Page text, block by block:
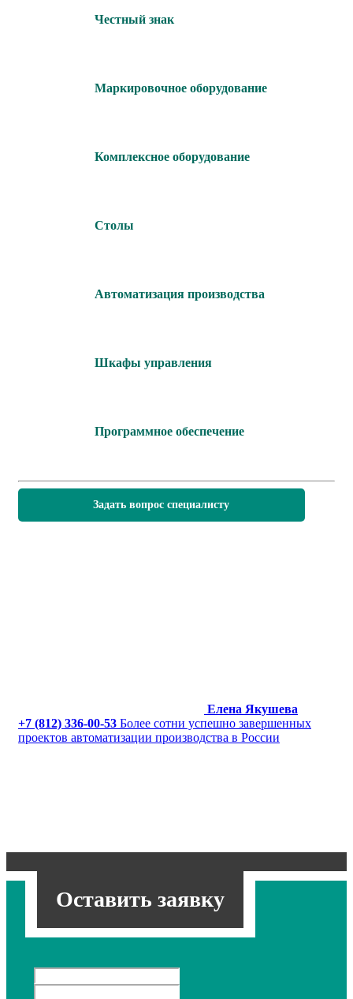
Честный знак
Маркировочное оборудование
Комплексное оборудование
Столы
Автоматизация производства
Шкафы управления
Программное обеспечение
Задать вопрос специалисту
Елена Якушева
+7 (812) 336-00-53 Более сотни успешно завершенных
проектов автоматизации производства в России
Оставить заявку